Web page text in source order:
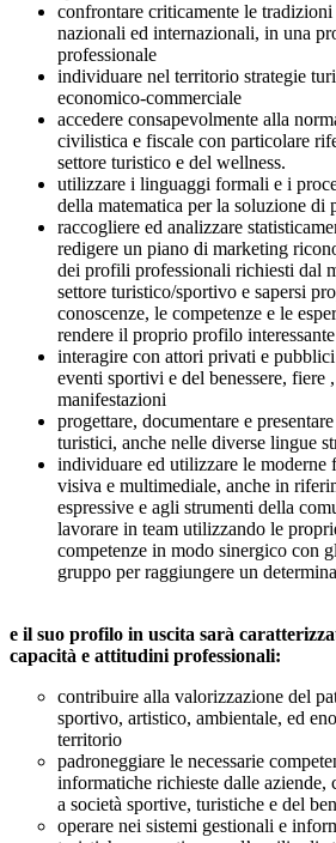
confrontare criticamente le
nazionali ed internazionali, in una
professionale
individuare nel territorio strategie
economico-commerciale
accedere consapevolmente alla
civilistica e fiscale con particolare
settore turistico e del wellness.
utilizzare i linguaggi formali e i
della matematica per la soluzione di
raccogliere ed analizzare
redigere un piano di marketing
dei profili professionali richiesti dal
settore turistico/sportivo e sapersi
conoscenze, le competenze e le
rendere il proprio profilo interessante
interagire con attori privati e
eventi sportivi e del benessere, fiere
manifestazioni
progettare, documentare e
turistici, anche nelle diverse lingue
individuare ed utilizzare le moderne
visiva e multimediale, anche in
espressive e agli strumenti della
lavorare in team utilizzando le
competenze in modo sinergico con
gruppo per raggiungere un
e il suo profilo in uscita sarà
capacità e attitudini professionali:
contribuire alla valorizzazione del
sportivo, artistico, ambientale, ed
territorio
padroneggiare le necessarie
informatiche richieste dalle
a società sportive, turistiche e del
operare nei sistemi gestionali e